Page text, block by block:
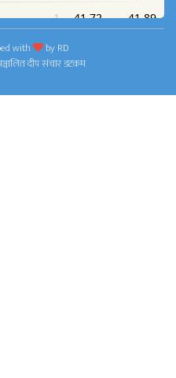
with byRD
दीप संचार डटकम